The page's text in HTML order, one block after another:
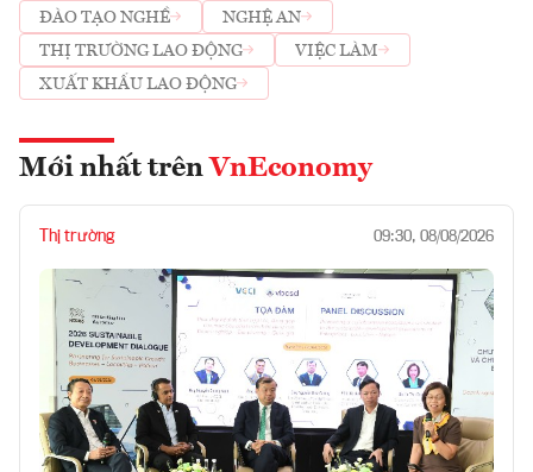
ĐÀO TẠO NGHỀ
NGHỆ AN
THỊ TRƯỜNG LAO ĐỘNG
VIỆC LÀM
XUẤT KHẨU LAO ĐỘNG
Mới nhất trên VnEconomy
Thị trường 09:30, 08/08/2026